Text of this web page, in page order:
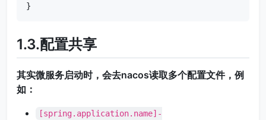
}
1.3.配置共享
其实微服务启动时，会去nacos读取多个配置文件，例
如：
[spring.application.name]-